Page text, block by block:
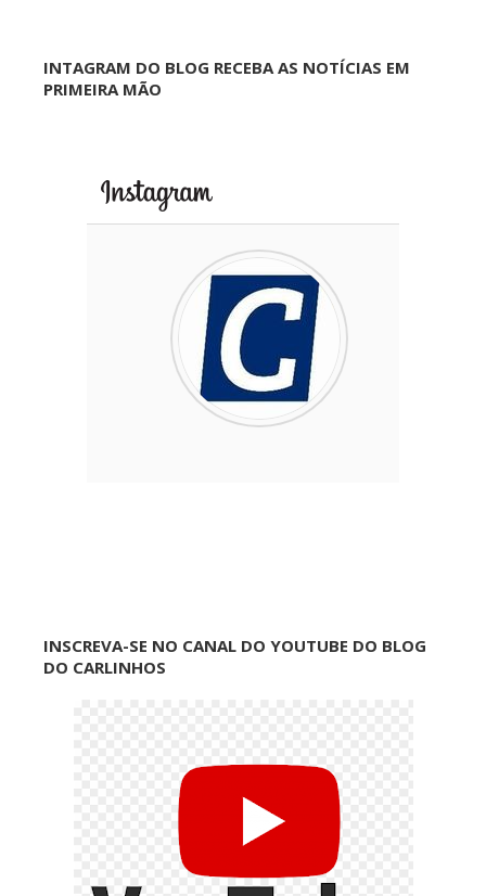
INTAGRAM DO BLOG RECEBA AS NOTÍCIAS EM
PRIMEIRA MÃO
INSCREVA-SE NO CANAL DO YOUTUBE DO BLOG
DO CARLINHOS